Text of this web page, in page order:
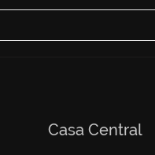
Casa Central